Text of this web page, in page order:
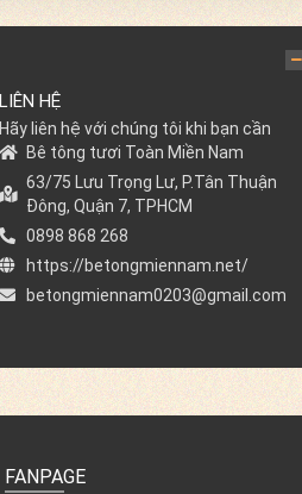
LIÊN HỆ
Hãy liên hệ với chúng tôi khi bạn cần
Bê tông tươi Toàn Miền Nam
63/75 Lưu Trọng Lư, P.Tân Thuận
Đông, Quận 7, TPHCM
0898 868 268
https://betongmiennam.net/
betongmiennam0203@gmail.com
FANPAGE